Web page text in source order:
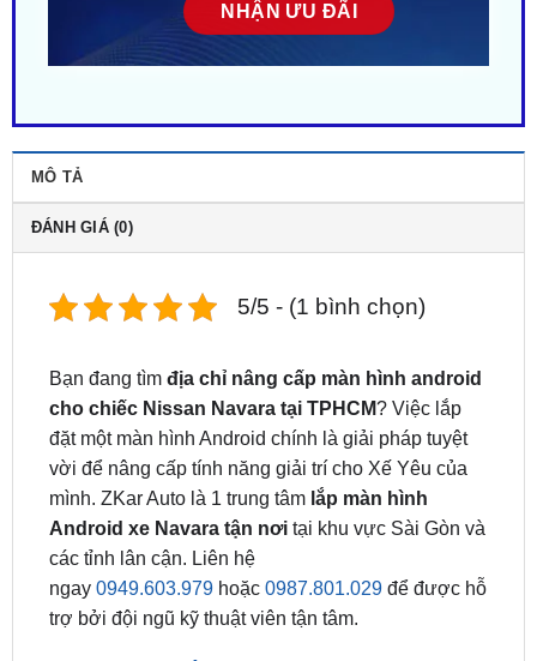
ĐÁNH GIÁ (0)
Bạn đang tìmđịa chỉ nâng cấp màn hình android
đặt một màn hình Android chính là giải pháp tuyệt
vời để nâng cấp tính năng giải trí cho Xế Yêu của
mình. ZKar Auto là 1 trung tâmlắp màn hình
Android xe Navara tận nơitại khu vực Sài Gòn và
các tỉnh lân cận. Liên hệ
ngay0949.603.979hoặc0987.801.029để được hỗ
trợ bởi đội ngũ kỹ thuật viên tận tâm.
Địa Chỉ Gắn Màn Hình Android Xe